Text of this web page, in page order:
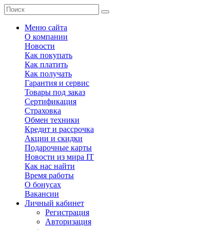
Меню сайта
О компании
Новости
Как покупать
Как платить
Как получать
Гарантия и сервис
Товары под заказ
Сертификация
Страховка
Обмен техники
Кредит и рассрочка
Акции и скидки
Подарочные карты
Новости из мира IT
Как нас найти
Время работы
О бонусах
Вакансии
Личный кабинет
Регистрация
Авторизация